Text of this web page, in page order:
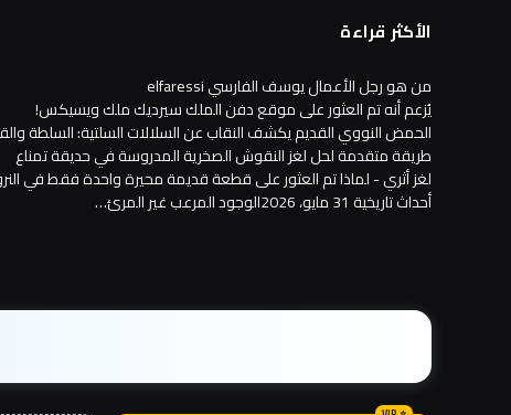
الأكثر قراءة
من هو رجل الأعمال يوسف الفارسي elfaressi
يُزعم أنه تم العثور على موقع دفن الملك سيرديك ملك ويسيكس!
الحمض النووي القديم يكشف النقاب عن السلالات السلتية: السلطة
طريقة متقدمة لحل لغز النقوش الصخرية المدروسة في حديقة تمناع
لغز أثري - لماذا تم العثور على قطعة قديمة محيرة واحدة فقط في
أحداث تاريخية 31 مايو، 2026الوجود المرعب غير المرئ…